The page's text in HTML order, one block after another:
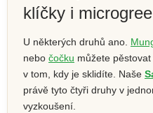
klíčky i
U některých druhů ano.
nebo čočku můžete
v tom, kdy je sklidíte. Naše
právě tyto čtyři druhy v
vyzkoušení.